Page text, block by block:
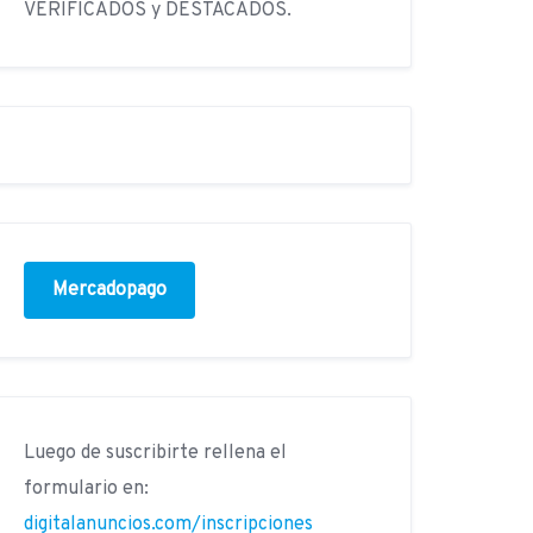
VERIFICADOS y DESTACADOS.
Mercadopago
Luego de suscribirte rellena el
formulario en:
digitalanuncios.com/inscripciones